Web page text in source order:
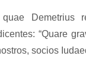
Demetrius
“Quare
socios